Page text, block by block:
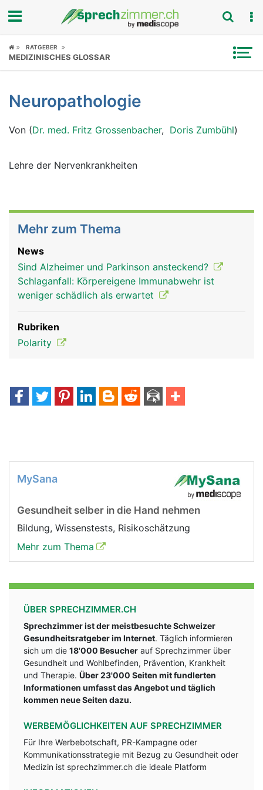
Fokus
Symptome
Untersuchungen
News
RATGEBER
MEDIZINISCHES GLOSSAR
Neuropathologie
Von (Dr. med. Fritz Grossenbacher, Doris Zumbühl)
Lehre der Nervenkrankheiten
Mehr zum Thema
News
Sind Alzheimer und Parkinson ansteckend?
Schlaganfall: Körpereigene Immunabwehr ist
weniger schädlich als erwartet
Rubriken
Polarity
MySana
Gesundheit selber in die Hand nehmen
Bildung, Wissenstests, Risikoschätzung
Mehr zum Thema
ÜBER SPRECHZIMMER.CH
Sprechzimmer ist der meistbesuchte Schweizer
Gesundheitsratgeber im Internet. Täglich informieren
sich um die 18'000 Besucher auf Sprechzimmer über
Gesundheit und Wohlbefinden, Prävention, Krankheit
und Therapie. Über 23'000 Seiten mit fundlerten
Informationen umfasst das Angebot und täglich
kommen neue Seiten dazu.
WERBEMÖGLICHKEITEN AUF SPRECHZIMMER
Für Ihre Werbebotschaft, PR-Kampagne oder
Kommunikationsstrategie mit Bezug zu Gesundheit oder
Medizin ist sprechzimmer.ch die ideale Platform